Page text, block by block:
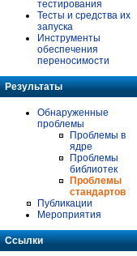
тестирования
Тесты и средства их
запуска
Инструменты
обеспечения
переносимости
Результаты
Обнаруженные
проблемы
Проблемы в
ядре
Проблемы
библиотек
Проблемы
стандартов
Публикации
Мероприятия
Ссылки